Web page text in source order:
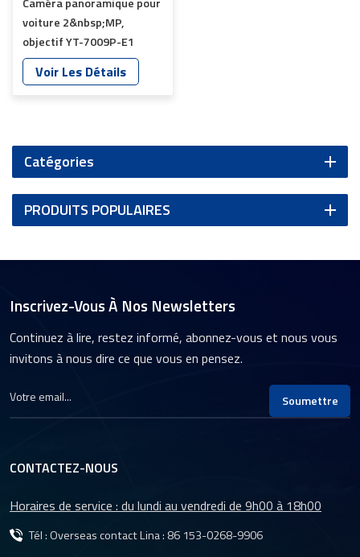
voiture 2&nbsp;MP,
objectif YT-7009P-E1
Voir Les Détails
Catégories
PRODUITS POPULAIRES
Inscrivez-Vous À Nos Newsletters
Continuez à lire, restez informé, abonnez-vous et nous vous
invitons à nous dire ce que vous en pensez.
Soumettre
CONTACTEZ-NOUS
Horaires de service : du lundi au vendredi de 9h00 à 18h00
Tél : Overseas contact Lina : 86 153-0268-9906